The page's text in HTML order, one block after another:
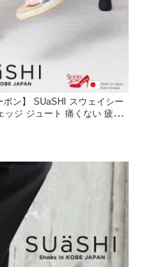
ン】 SUaSHI スウェイシー
ッジ ジュート 痛くない 疲れ
ミュレ]